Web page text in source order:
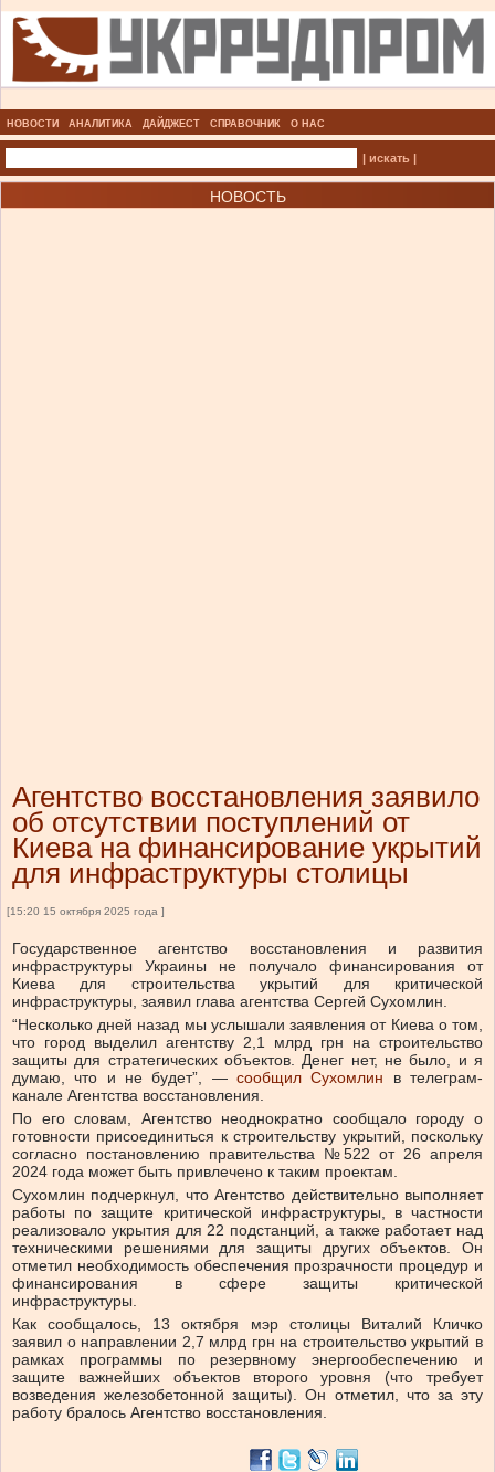
НОВОСТИ АНАЛИТИКА ДАЙДЖЕСТ СПРАВОЧНИК О НАС
| искать |
НОВОСТЬ
Агентство восстановления заявило
об отсутствии поступлений от
Киева на финансирование укрытий
для инфраструктуры столицы
[15:20 15 октября 2025 года ]
Государственное агентство восстановления и развития
инфраструктуры Украины не получало финансирования от
Киева для строительства укрытий для критической
инфраструктуры, заявил глава агентства Сергей Сухомлин.
“Несколько дней назад мы услышали заявления от Киева о том,
что город выделил агентству 2,1 млрд грн на строительство
защиты для стратегических объектов. Денег нет, не было, и я
думаю, что и не будет”, — сообщил Сухомлин в телеграм-
канале Агентства восстановления.
По его словам, Агентство неоднократно сообщало городу о
готовности присоединиться к строительству укрытий, поскольку
согласно постановлению правительства №522 от 26 апреля
2024 года может быть привлечено к таким проектам.
Сухомлин подчеркнул, что Агентство действительно выполняет
работы по защите критической инфраструктуры, в частности
реализовало укрытия для 22 подстанций, а также работает над
техническими решениями для защиты других объектов. Он
отметил необходимость обеспечения прозрачности процедур и
финансирования в сфере защиты критической
инфраструктуры.
Как сообщалось, 13 октября мэр столицы Виталий Кличко
заявил о направлении 2,7 млрд грн на строительство укрытий в
рамках программы по резервному энергообеспечению и
защите важнейших объектов второго уровня (что требует
возведения железобетонной защиты). Он отметил, что за эту
работу бралось Агентство восстановления.